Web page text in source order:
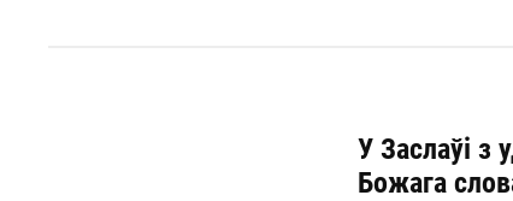
У Заслаўі з
Божага